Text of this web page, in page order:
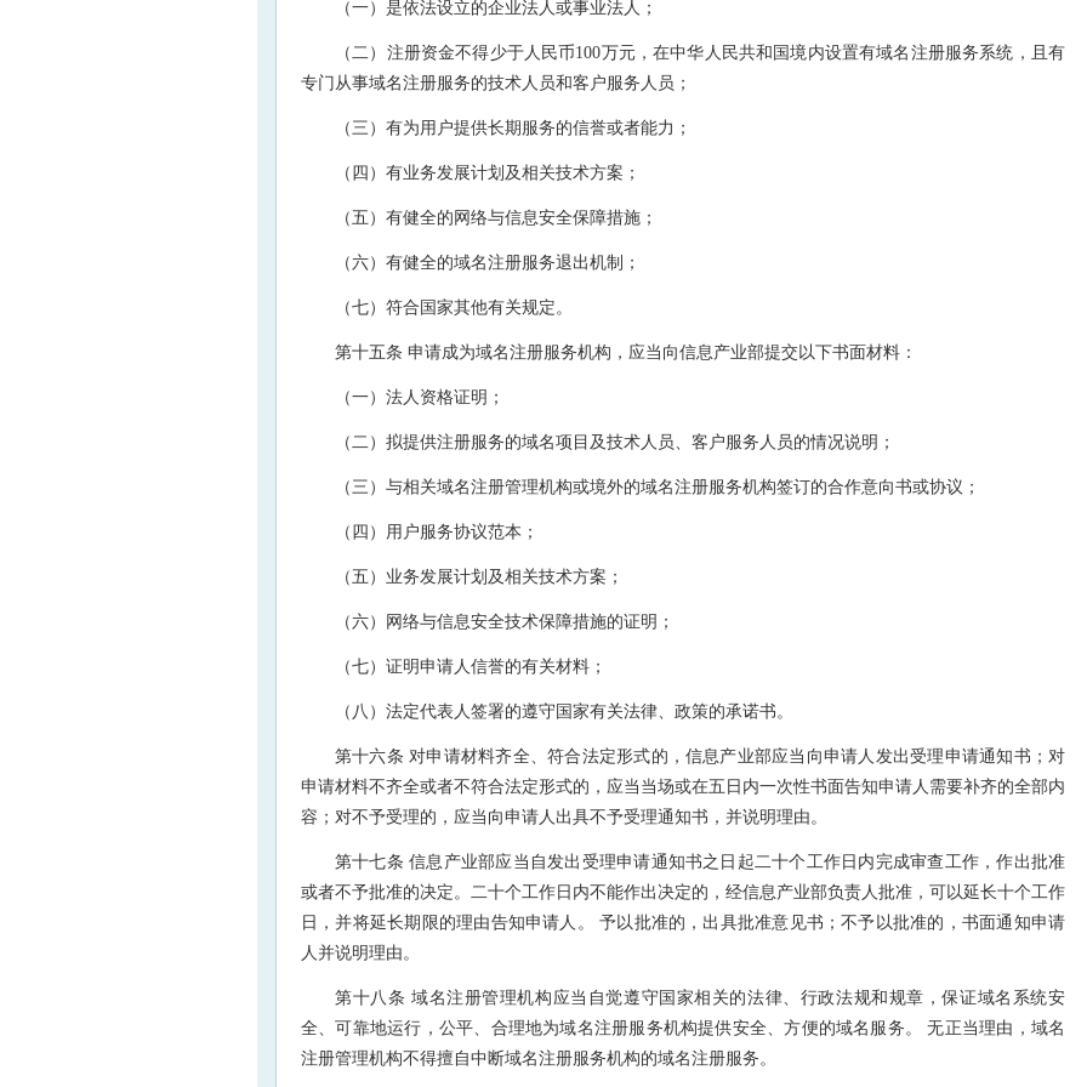
（一）是依法设立的企业法人或事业法人；
（二）注册资金不得少于人民币100万元，在中华人民共和国境内设置有域名注册服务系统，且有
专门从事域名注册服务的技术人员和客户服务人员；
（三）有为用户提供长期服务的信誉或者能力；
（四）有业务发展计划及相关技术方案；
（五）有健全的网络与信息安全保障措施；
（六）有健全的域名注册服务退出机制；
（七）符合国家其他有关规定。
第十五条 申请成为域名注册服务机构，应当向信息产业部提交以下书面材料：
（一）法人资格证明；
（二）拟提供注册服务的域名项目及技术人员、客户服务人员的情况说明；
（三）与相关域名注册管理机构或境外的域名注册服务机构签订的合作意向书或协议；
（四）用户服务协议范本；
（五）业务发展计划及相关技术方案；
（六）网络与信息安全技术保障措施的证明；
（七）证明申请人信誉的有关材料；
（八）法定代表人签署的遵守国家有关法律、政策的承诺书。
第十六条 对申请材料齐全、符合法定形式的，信息产业部应当向申请人发出受理申请通知书；对
申请材料不齐全或者不符合法定形式的，应当当场或在五日内一次性书面告知申请人需要补齐的全部内
容；对不予受理的，应当向申请人出具不予受理通知书，并说明理由。
第十七条 信息产业部应当自发出受理申请通知书之日起二十个工作日内完成审查工作，作出批准
或者不予批准的决定。二十个工作日内不能作出决定的，经信息产业部负责人批准，可以延长十个工作
日，并将延长期限的理由告知申请人。 予以批准的，出具批准意见书；不予以批准的，书面通知申请
人并说明理由。
第十八条 域名注册管理机构应当自觉遵守国家相关的法律、行政法规和规章，保证域名系统安
全、可靠地运行，公平、合理地为域名注册服务机构提供安全、方便的域名服务。 无正当理由，域名
注册管理机构不得擅自中断域名注册服务机构的域名注册服务。